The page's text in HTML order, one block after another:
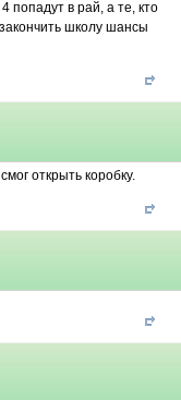
попадут в рай, а те, кто
школу шансы
открыть коробку.